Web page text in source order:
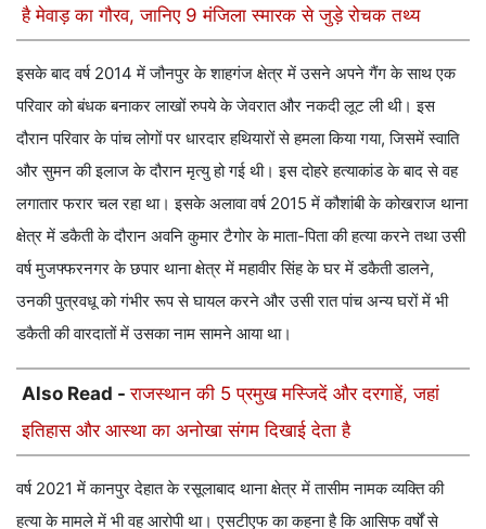
है मेवाड़ का गौरव, जानिए 9 मंजिला स्मारक से जुड़े रोचक तथ्य
इसके बाद वर्ष 2014 में जौनपुर के शाहगंज क्षेत्र में उसने अपने गैंग के साथ एक
परिवार को बंधक बनाकर लाखों रुपये के जेवरात और नकदी लूट ली थी। इस
दौरान परिवार के पांच लोगों पर धारदार हथियारों से हमला किया गया, जिसमें स्वाति
और सुमन की इलाज के दौरान मृत्यु हो गई थी। इस दोहरे हत्याकांड के बाद से वह
लगातार फरार चल रहा था। इसके अलावा वर्ष 2015 में कौशांबी के कोखराज थाना
क्षेत्र में डकैती के दौरान अवनि कुमार टैगोर के माता-पिता की हत्या करने तथा उसी
वर्ष मुजफ्फरनगर के छपार थाना क्षेत्र में महावीर सिंह के घर में डकैती डालने,
उनकी पुत्रवधू को गंभीर रूप से घायल करने और उसी रात पांच अन्य घरों में भी
डकैती की वारदातों में उसका नाम सामने आया था।
Also Read -राजस्थान की 5 प्रमुख मस्जिदें और दरगाहें, जहां
इतिहास और आस्था का अनोखा संगम दिखाई देता है
वर्ष 2021 में कानपुर देहात के रसूलाबाद थाना क्षेत्र में तासीम नामक व्यक्ति की
हत्या के मामले में भी वह आरोपी था। एसटीएफ का कहना है कि आसिफ वर्षों से